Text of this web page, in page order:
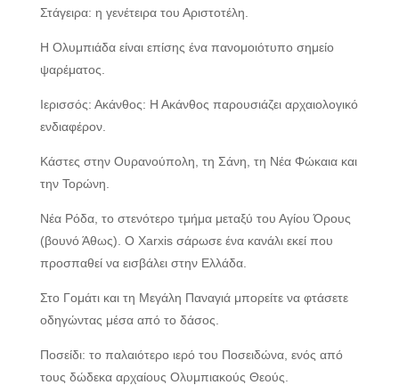
Στάγειρα: η γενέτειρα του Αριστοτέλη.
Η Ολυμπιάδα είναι επίσης ένα πανομοιότυπο σημείο
ψαρέματος.
Ιερισσός: Ακάνθος: Η Ακάνθος παρουσιάζει αρχαιολογικό
ενδιαφέρον.
Κάστες στην Ουρανούπολη, τη Σάνη, τη Νέα Φώκαια και
την Τορώνη.
Νέα Ρόδα, το στενότερο τμήμα μεταξύ του Αγίου Όρους
(βουνό Άθως). Ο Xarxis σάρωσε ένα κανάλι εκεί που
προσπαθεί να εισβάλει στην Ελλάδα.
Στο Γομάτι και τη Μεγάλη Παναγιά μπορείτε να φτάσετε
οδηγώντας μέσα από το δάσος.
Ποσείδι: το παλαιότερο ιερό του Ποσειδώνα, ενός από
τους δώδεκα αρχαίους Ολυμπιακούς Θεούς.